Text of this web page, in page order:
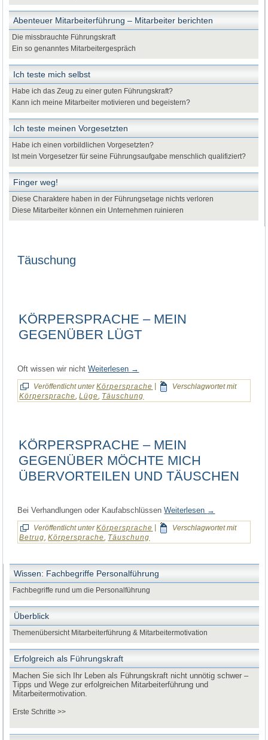
Abenteuer Mitarbeiterführung – Mitarbeiter berichten
Die missbrauchte Führungskraft
Ein so genanntes Mitarbeitergespräch
Ich teste mich selbst
Habe ich das Zeug zu einer guten Führungskraft?
Kann ich meine Mitarbeiter motivieren und begeistern?
Ich teste meinen Vorgesetzten
Habe ich einen vorbildlichen Vorgesetzten?
Ist mein Vorgesetzer für seine Führungsaufgabe menschlich qualifiziert?
Finger weg!
Diese Charaktere haben in der Führungsetage nichts verloren
Diese Mitarbeiter können ein Unternehmen ruinieren
Täuschung
KÖRPERSPRACHE – MEIN
GEGENÜBER LÜGT
Oft wissen wir nichtWeiterlesen →
Veröffentlicht unter Körpersprache
Verschlagwortet mit
Körpersprache,Lüge, Täuschung
KÖRPERSPRACHE – MEIN
GEGENÜBER MÖCHTE MICH
ÜBERVORTEILEN UND TÄUSCHEN
Bei Verhandlungen oder KaufabschlüssenWeiterlesen →
Veröffentlicht unter Körpersprache
Verschlagwortet mit
Betrug,Körpersprache, Täuschung
Wissen: Fachbegriffe Personalführung
Fachbegriffe rund um die Personalführung
Überblick
Themenübersicht Mitarbeiterführung & Mitarbeitermotivation
Erfolgreich als Führungskraft
Machen Sie sich Ihr Leben als Führungskraft nicht unnötig schwer –
Tipps und Wege zur erfolgreichen Mitarbeiterführung und
Mitarbeitermotivation.
Erste Schritte >>